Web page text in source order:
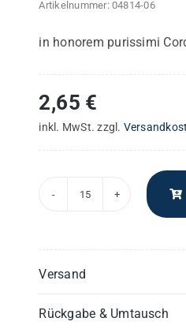
Artikelnummer: 04814-06
in honorem purissimi
2,65 €
inkl. MwSt. zzgl.
Alt
-
Versand
Rückgabe & Umtausch